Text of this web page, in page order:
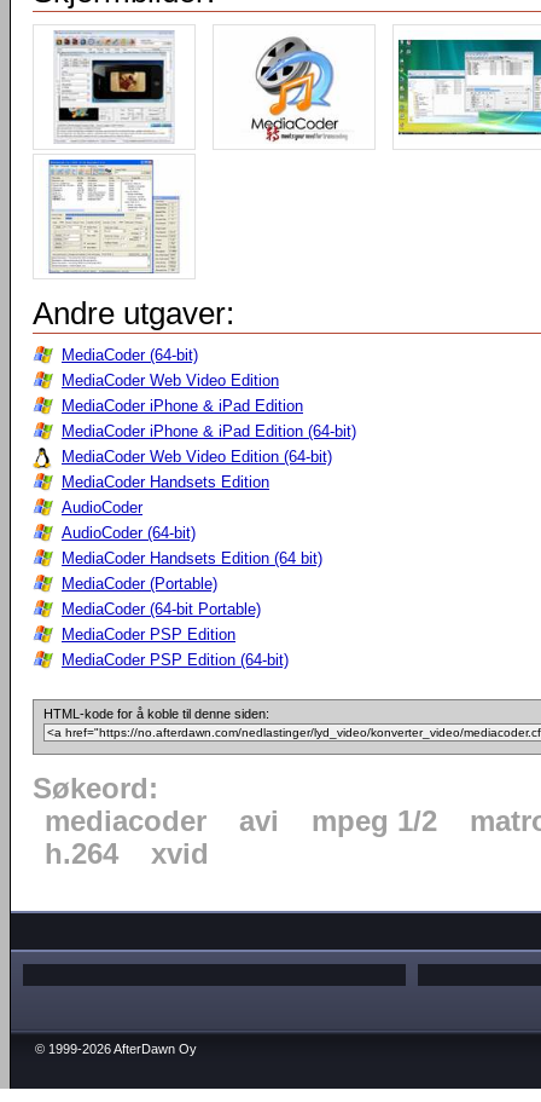
Andre utgaver:
MediaCoder (64-bit)
MediaCoder Web Video Edition
MediaCoder iPhone & iPad Edition
MediaCoder iPhone & iPad Edition (64-bit)
MediaCoder Web Video Edition (64-bit)
MediaCoder Handsets Edition
AudioCoder
AudioCoder (64-bit)
MediaCoder Handsets Edition (64 bit)
MediaCoder (Portable)
MediaCoder (64-bit Portable)
MediaCoder PSP Edition
MediaCoder PSP Edition (64-bit)
HTML-kode for å koble til denne siden:
Søkeord:
mediacoder
avi mpeg 1/2
h.264
xvid
© 1999-2026 AfterDawn Oy